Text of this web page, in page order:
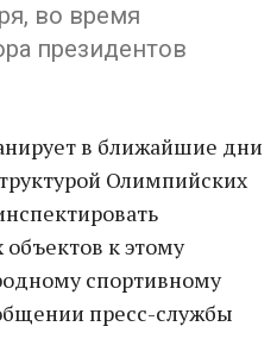
во время
президентов
в ближайшие дни
Олимпийских
объектов к этому
спортивному
пресс-службы